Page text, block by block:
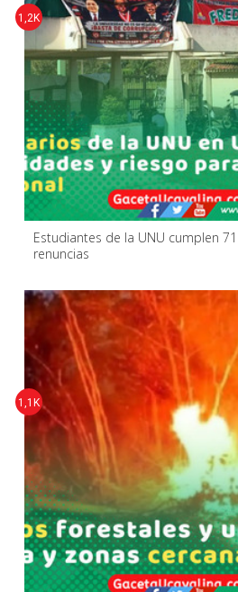
Estudiantes de la UNU cumplen
renuncias
1,2K
1,1K